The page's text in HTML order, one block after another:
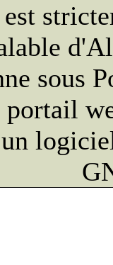
sous
portail